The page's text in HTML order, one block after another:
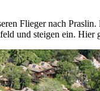
Flieger nach
und steigen ein.